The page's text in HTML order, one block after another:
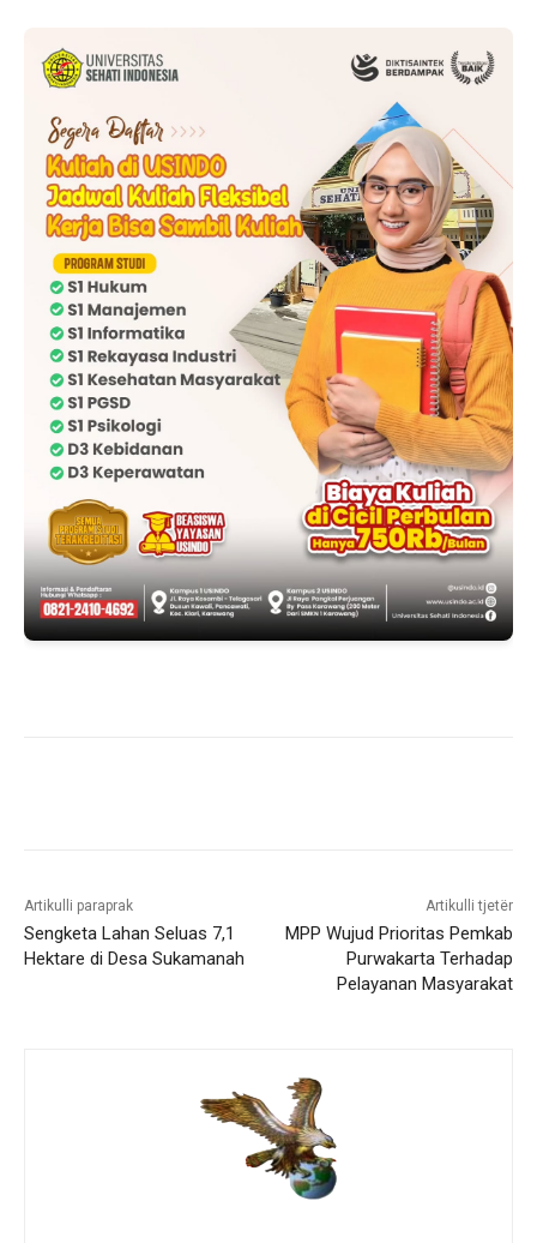
Artikulli paraprak
Sengketa Lahan Seluas 7,1
Hektare di Desa Sukamanah
Artikulli tjetër
MPP Wujud Prioritas Pemkab
Purwakarta Terhadap
Pelayanan Masyarakat